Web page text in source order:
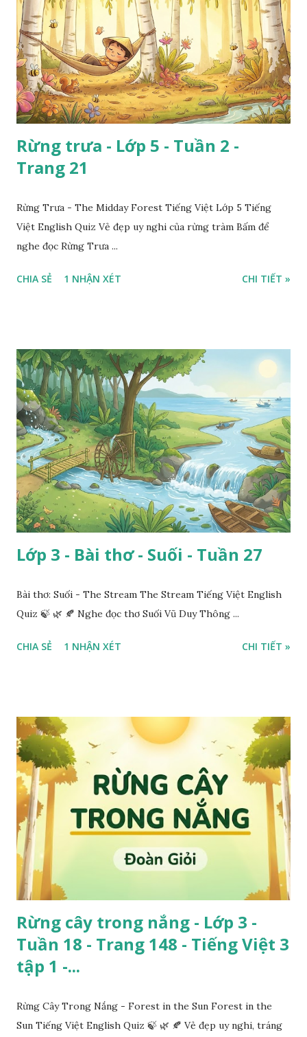
Rừng trưa - Lớp 5 - Tuần 2 -
Trang 21
Rừng Trưa - The Midday Forest Tiếng Việt Lớp 5 Tiếng
Việt English Quiz Vẻ đẹp uy nghi của rừng tràm Bấm để
nghe đọc Rừng Trưa ...
CHIA SẺ 1 NHẬN XÉT CHI TIẾT »
Lớp 3 - Bài thơ - Suối - Tuần 27
Bài thơ: Suối - The Stream The Stream Tiếng Việt English
Quiz 🍃 🌿 🍂 Nghe đọc thơ Suối Vũ Duy Thông ...
CHIA SẺ 1 NHẬN XÉT CHI TIẾT »
Rừng cây trong nắng - Lớp 3 -
Tuần 18 - Trang 148 - Tiếng Việt 3
tập 1 -...
Rừng Cây Trong Nắng - Forest in the Sun Forest in the
Sun Tiếng Việt English Quiz 🍃 🌿 🍂 Vẻ đẹp uy nghi, tráng